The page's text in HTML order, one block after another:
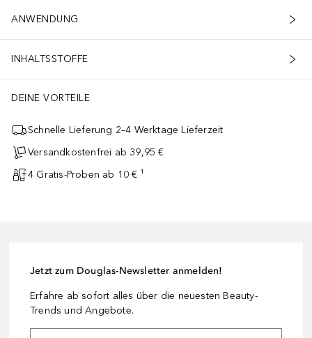
ANWENDUNG
INHALTSSTOFFE
DEINE VORTEILE
Schnelle Lieferung 2–4 Werktage Lieferzeit
Versandkostenfrei ab 39,95 €
4 Gratis-Proben ab 10 € ¹
Jetzt zum Douglas-Newsletter anmelden!
Erfahre ab sofort alles über die neuesten Beauty-
Trends und Angebote.